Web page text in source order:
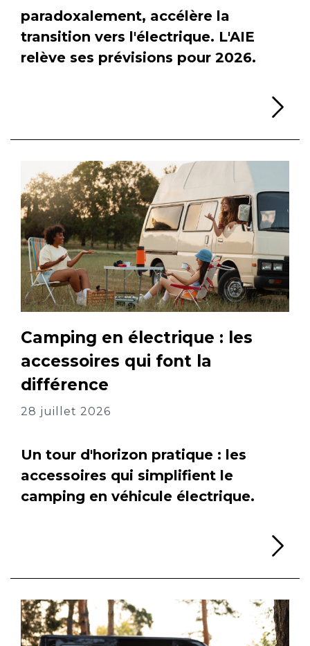
paradoxalement, accélère la
transition vers l'électrique. L'AIE
relève ses prévisions pour 2026.
Camping en électrique : les
accessoires qui font la
différence
28 juillet 2026
Un tour d'horizon pratique : les
accessoires qui simplifient le
camping en véhicule électrique.